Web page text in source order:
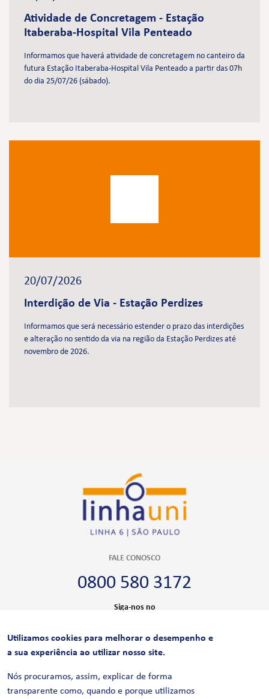
Atividade de Concretagem - Estação
Itaberaba-Hospital Vila Penteado
Informamos que haverá atividade de concretagem no canteiro da
futura Estação Itaberaba-Hospital Vila Penteado a partir das 07h
do dia 25/07/26 (sábado).
20/07/2026
Interdição de Via - Estação Perdizes
Informamos que será necessário estender o prazo das interdições
e alteração no sentido da via na região da Estação Perdizes até
novembro de 2026.
FALE CONOSCO
0800 580 3172
Siga-nos no
CERTIFICAÇÕES
Utilizamos cookies para melhorar o desempenho e
a sua experiência ao utilizar nosso site.
Nós procuramos, assim, explicar de forma
transparente como, quando e porque utilizamos